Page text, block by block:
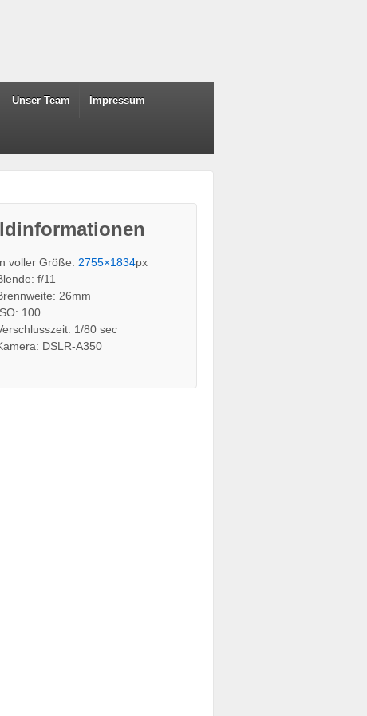
Unser Team Impressum
voller Größe: 2755×1834px
f/11
26mm
100
1/80 sec
DSLR-A350